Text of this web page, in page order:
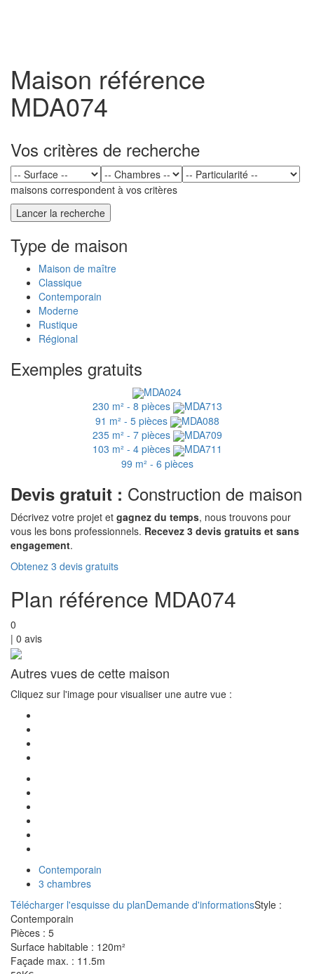
Maison référence
MDA074
Vos critères de recherche
maisons correspondent à vos critères
Type de maison
Maison de maître
Classique
Contemporain
Moderne
Rustique
Régional
Exemples gratuits
MDA024
230 m² - 8 pièces
MDA713
91 m² - 5 pièces
MDA088
235 m² - 7 pièces
MDA709
103 m² - 4 pièces
MDA711
99 m² - 6 pièces
Devis gratuit : Construction de maison
Décrivez votre projet et gagnez du temps, nous trouvons pour
vous les bons professionnels. Recevez 3 devis gratuits et sans
engagement.
Obtenez 3 devis gratuits
Plan référence MDA074
0
| 0 avis
Autres vues de cette maison
Cliquez sur l'image pour visualiser une autre vue :
Contemporain
3 chambres
Télécharger l'esquisse du planDemande d'informationsStyle :
Contemporain
Pièces : 5
Surface habitable : 120m²
Façade max. : 11.5m